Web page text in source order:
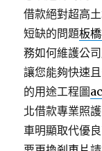
借款絕對超高
短缺的問題板
務如何維護公
讓您能夠快速
的用途工程圖
北借款專業照
車明顯取代優